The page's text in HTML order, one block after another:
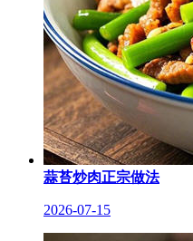
蒜苔炒肉正宗做法
2026-07-15